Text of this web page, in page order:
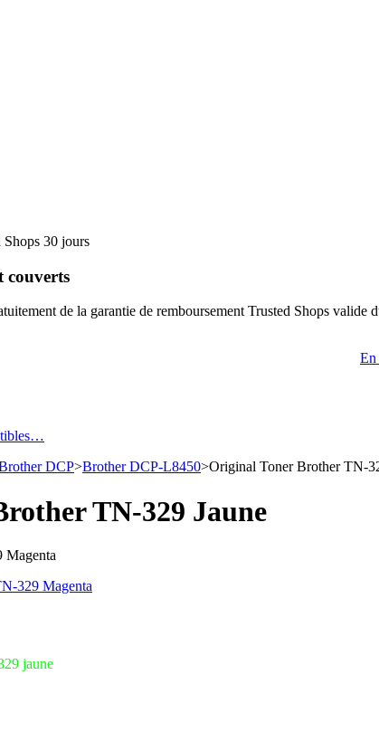
couverts
de la garantie de remboursement Trusted Shops valide
En
DCP>Brother DCP-L8450>Original Toner Brother TN-
TN-329 Jaune
jaune